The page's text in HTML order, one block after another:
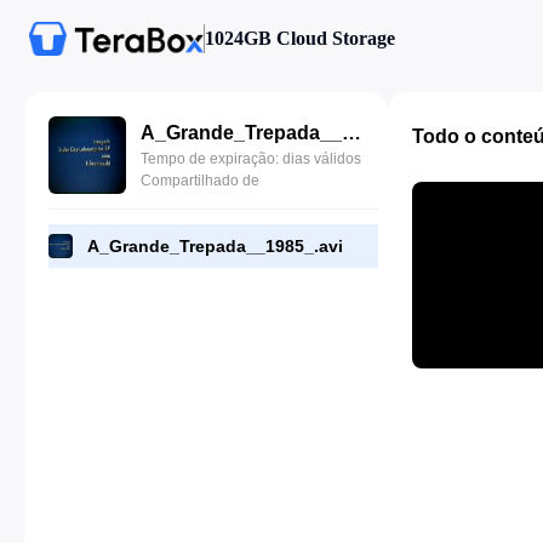
1024GB Cloud Storage
A_Grande_Trepada__1985_.avi
Tempo de expiração: dias válidos
Compartilhado de
A_Grande_Trepada__1985_.avi
Todo o